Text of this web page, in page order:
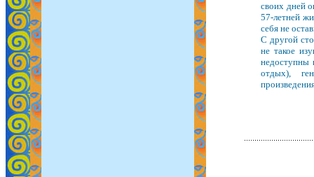
своих дней
57-летней
себя не
С другой
не такое
недоступны
отдых),